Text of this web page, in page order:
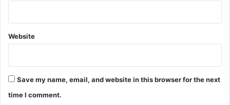
Website
Save my name, email, and website in this browser for the next
time I comment.